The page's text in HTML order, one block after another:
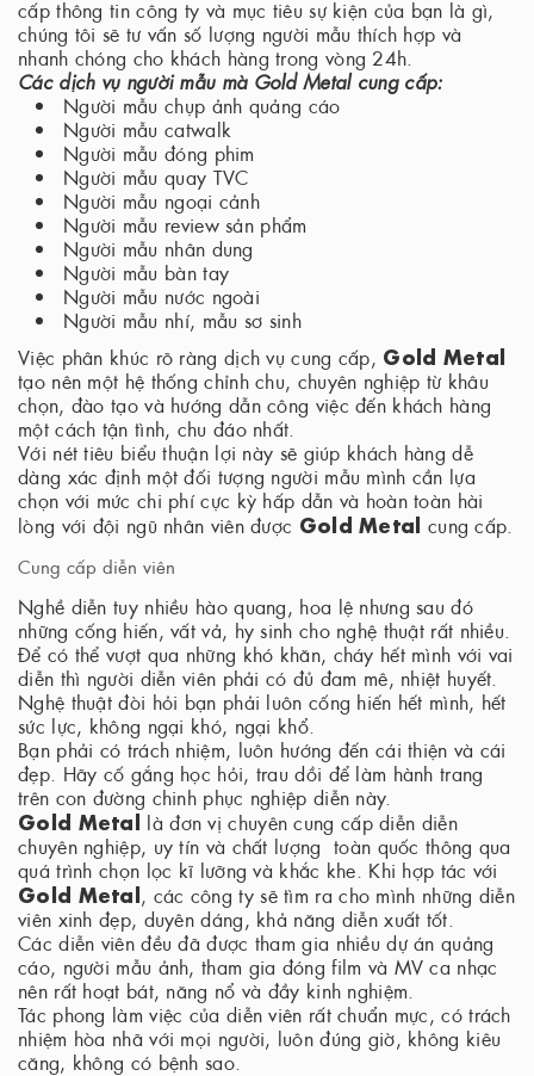
cấp thông tin công ty và mục tiêu sự kiện của bạn là gì,
chúng tôi sẽ tư vấn số lượng người mẫu thích hợp và
nhanh chóng cho khách hàng trong vòng 24h.
Các dịch vụ người mẫu mà Gold Metal cung cấp:
Người mẫu chụp ảnh quảng cáo
Người mẫu catwalk
Người mẫu đóng phim
Người mẫu quay TVC
Người mẫu ngoại cảnh
Người mẫu review sản phẩm
Người mẫu nhân dung
Người mẫu bàn tay
Người mẫu nước ngoài
Người mẫu nhí, mẫu sơ sinh
Việc phân khúc rõ ràng dịch vụ cung cấp, Gold Metal
tạo nên một hệ thống chỉnh chu, chuyên nghiệp từ khâu
chọn, đào tạo và hướng dẫn công việc đến khách hàng
một cách tận tình, chu đáo nhất.
Với nét tiêu biểu thuận lợi này sẽ giúp khách hàng dễ
dàng xác định một đối tượng người mẫu mình cần lựa
chọn với mức chi phí cực kỳ hấp dẫn và hoàn toàn hài
lòng với đội ngũ nhân viên được Gold Metal cung cấp.
Cung cấp diễn viên
Nghề diễn tuy nhiều hào quang, hoa lệ nhưng sau đó
những cống hiến, vất vả, hy sinh cho nghệ thuật rất nhiều.
Để có thể vượt qua những khó khăn, cháy hết mình với vai
diễn thì người diễn viên phải có đủ đam mê, nhiệt huyết.
Nghệ thuật đòi hỏi bạn phải luôn cống hiến hết mình, hết
sức lực, không ngại khó, ngại khổ.
Bạn phải có trách nhiệm, luôn hướng đến cái thiện và cái
đẹp. Hãy cố gắng học hỏi, trau dồi để làm hành trang
trên con đường chinh phục nghiệp diễn này.
Gold Metal là đơn vị chuyên cung cấp diễn diễn
chuyên nghiệp, uy tín và chất lượng toàn quốc thông qua
quá trình chọn lọc kĩ lưỡng và khắc khe. Khi hợp tác với
Gold Metal, các công ty sẽ tìm ra cho mình những diễn
viên xinh đẹp, duyên dáng, khả năng diễn xuất tốt.
Các diễn viên đều đã được tham gia nhiều dự án quảng
cáo, người mẫu ảnh, tham gia đóng film và MV ca nhạc
nên rất hoạt bát, năng nổ và đầy kinh nghiệm.
Tác phong làm việc của diễn viên rất chuẩn mực, có trách
nhiệm hòa nhã với mọi người, luôn đúng giờ, không kiêu
căng, không có bệnh sao.